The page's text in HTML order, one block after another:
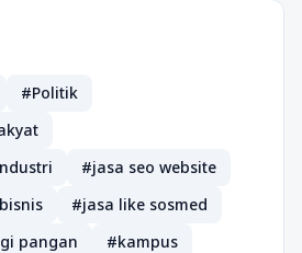
#Politik
#jasa seo website
#jasa like sosmed
pangan
#kampus